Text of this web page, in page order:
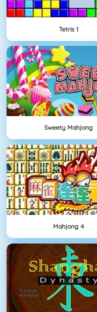
Tetris 1
Sweety Mahjong
Mahjong 4